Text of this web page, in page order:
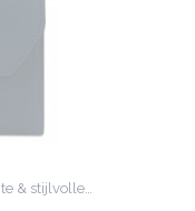
& stijlvolle…